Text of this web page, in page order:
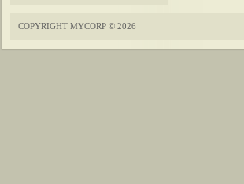
COPYRIGHT MYCORP © 2026